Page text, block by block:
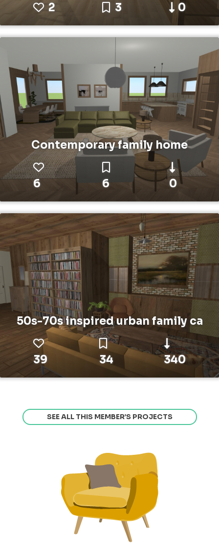
2
3 0
Contemporary family home
6 6 0
50s-70s inspired urban family ca
39 34 340
SEE ALL THIS MEMBER’S PROJECTS